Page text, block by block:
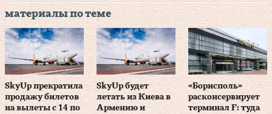
материалы по теме
SkyUp прекратила
продажу билетов
на вылеты с 14 по
SkyUp будет
летать из Киева в
Армению и
«Борисполь»
расконсервирует
терминал F: туда